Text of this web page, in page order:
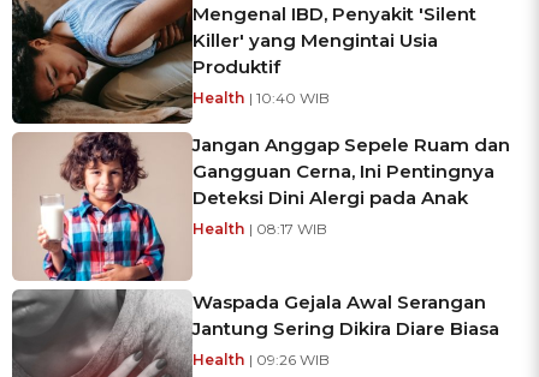
Mengenal IBD, Penyakit 'Silent
Killer' yang Mengintai Usia
Produktif
Health | 10:40 WIB
Jangan Anggap Sepele Ruam dan
Gangguan Cerna, Ini Pentingnya
Deteksi Dini Alergi pada Anak
Health | 08:17 WIB
Waspada Gejala Awal Serangan
Jantung Sering Dikira Diare Biasa
Health | 09:26 WIB